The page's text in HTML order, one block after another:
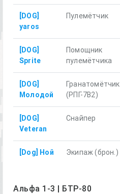
[DOG]
yaros
Пулемётчик
[DOG]
Sprite
Помощник
пулемётчика
[DOG]
Молодой
Гранатомётчик
(РПГ-7В2)
[DOG]
Veteran
Снайпер
[Dog] Ной Экипаж (брон.)
Альфа 1-3 | БТР-80